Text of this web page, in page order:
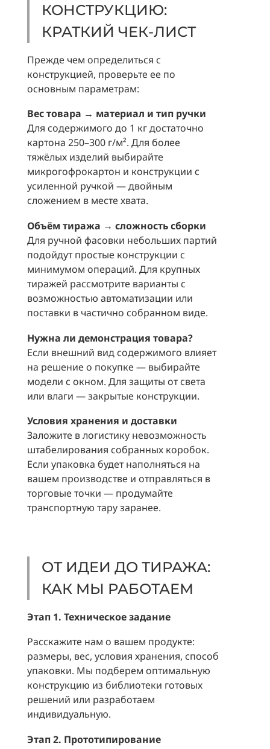
КОНСТРУКЦИЮ:
КРАТКИЙ ЧЕК-ЛИСТ
Прежде чем определиться с
конструкцией, проверьте ее по
основным параметрам:
Вес товара → материал и тип ручки
Для содержимого до 1 кг достаточно
картона 250–300 г/м². Для более
тяжёлых изделий выбирайте
микрогофрокартон и конструкции с
усиленной ручкой — двойным
сложением в месте хвата.
Объём тиража → сложность сборки
Для ручной фасовки небольших партий
подойдут простые конструкции с
минимумом операций. Для крупных
тиражей рассмотрите варианты с
возможностью автоматизации или
поставки в частично собранном виде.
Нужна ли демонстрация товара?
Если внешний вид содержимого влияет
на решение о покупке — выбирайте
модели с окном. Для защиты от света
или влаги — закрытые конструкции.
Условия хранения и доставки
Заложите в логистику невозможность
штабелирования собранных коробок.
Если упаковка будет наполняться на
вашем производстве и отправляться в
торговые точки — продумайте
транспортную тару заранее.
ОТ ИДЕИ ДО ТИРАЖА:
КАК МЫ РАБОТАЕМ
Этап 1. Техническое задание
Расскажите нам о вашем продукте:
размеры, вес, условия хранения, способ
упаковки. Мы подберем оптимальную
конструкцию из библиотеки готовых
решений или разработаем
индивидуальную.
Этап 2. Прототипирование